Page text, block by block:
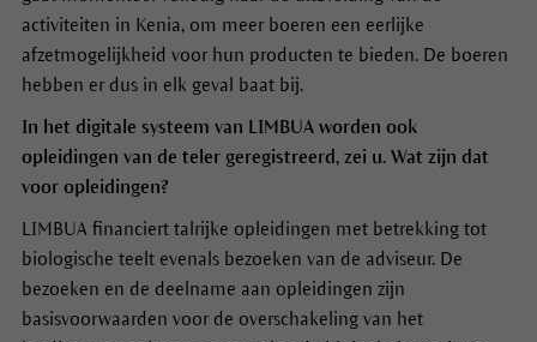
activiteiten in Kenia, om meer boeren een eerlijke
afzetmogelijkheid voor hun producten te bieden. De boeren
hebben er dus in elk geval baat bij.
In het digitale systeem van LIMBUA worden ook
opleidingen van de teler geregistreerd, zei u. Wat zijn dat
voor opleidingen?
LIMBUA financiert talrijke opleidingen met betrekking tot
biologische teelt evenals bezoeken van de adviseur. De
bezoeken en de deelname aan opleidingen zijn
basisvoorwaarden voor de overschakeling van het